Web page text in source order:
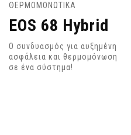
ΘΕΡΜΟΜΟΝΩΤΙΚΑ
EOS 68 Hybrid
Ο συνδυασμός για αυξημένη
ασφάλεια και θερμομόνωση
σε ένα σύστημα!